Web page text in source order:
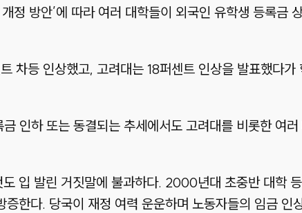
정 방안’에 따라 여러 대학들이 외국인 유학생 등록금
차등 인상했고, 고려대는 18퍼센트 인상을 발표했다가
인하 또는 동결되는 추세에서도 고려대를 비롯한 여
입 발린 거짓말에 불과하다. 2000년대 초중반 대학
한다. 당국이 재정 여력 운운하며 노동자들의 임금 인